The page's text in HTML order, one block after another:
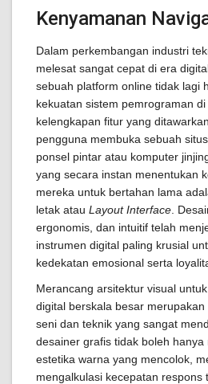
Kenyamanan
Dalam perkembangan industri
melesat sangat cepat di era
sebuah platform online tidak lagi
kekuatan sistem pemrograman
kelengkapan fitur yang
pengguna membuka sebuah
ponsel pintar atau komputer
yang secara instan menentukan
mereka untuk bertahan lama
letak atau Layout Interface .
ergonomis, dan intuitif telah
instrumen digital paling krusial
kedekatan emosional serta
Merancang arsitektur visual
digital berskala besar
seni dan teknik yang sangat
desainer grafis tidak boleh hanya
estetika warna yang mencolok,
mengalkulasi kecepatan respons